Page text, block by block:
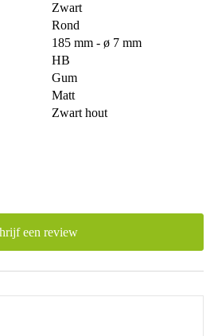
Zwart
Rond
185 mm - ø 7 mm
HB
Gum
Matt
Zwart hout
een review